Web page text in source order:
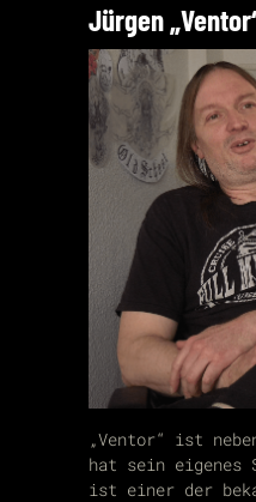
Jürgen
„Ventor“ ist
hat sein eigenes
ist einer der